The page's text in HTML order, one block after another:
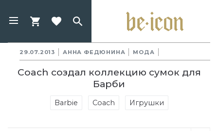
29.07.2013 АННА ФЕДЮНИНА МОДА
Coach создал коллекцию сумок для
Барби
Barbie Coach Игрушки